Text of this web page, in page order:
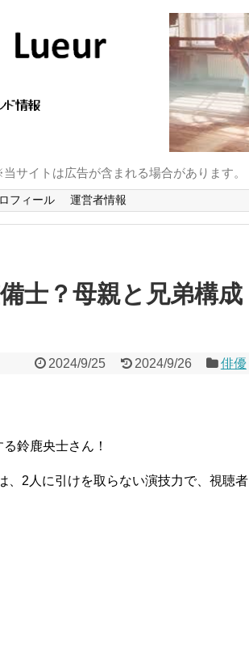
イトは広告が含まれる場合があります。
フィール 運営者情報
士？母親と兄弟構成
2024/9/25 2024/9/26 俳優
る鈴鹿央士さん！
、2人に引けを取らない演技力で、視聴者